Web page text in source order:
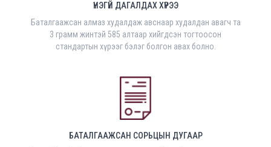
ҮНЭГҮЙ ДАГАЛДАХ ХҮРЭЭ
Баталгаажсан алмаз худалдаж авснаар худалдан авагч та
3 грамм жинтэй 585 алтаар хийгдсэн тогтоосон
стандартын хүрээг бэлэг болгон авах болно.
БАТАЛГААЖСАН СОРЬЦЫН ДУГААР